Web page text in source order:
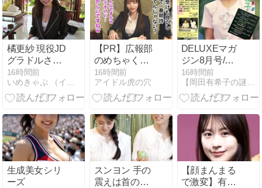
橘更紗 現役JD
グラドルさん
の美しいさら
さら鼠径部
16時間前
いめきゃぷ （イメージビデオキャプチャー画像）
【PR】広報部
のめちゃくち
ゃ可愛い新卒
OLちゃん
16時間前
アイドル虎の穴
DELUXEマガ
ジン8月号/岡
田有希子
16時間前
【岡田有希子の謎】予知夢・超能力…
生成美女シリ
ーズ
スンヨン 手の
震えは首のヘ
【顔まんまる
で激変】有村